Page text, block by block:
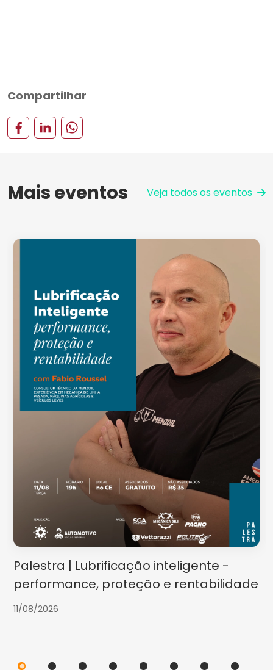
Compartilhar
Mais eventos Veja todos os eventos
Palestra | Lubrificação inteligente -
performance, proteção e rentabilidade
11/08/2026